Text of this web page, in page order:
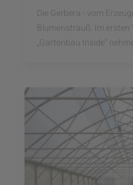
Die Gerbera - vom
Blumenstrauß. Im ersten
„Gartenbau Inside“